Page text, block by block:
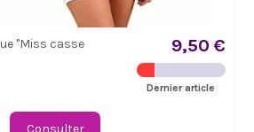
"Miss casse
9,50 €
Dernier article